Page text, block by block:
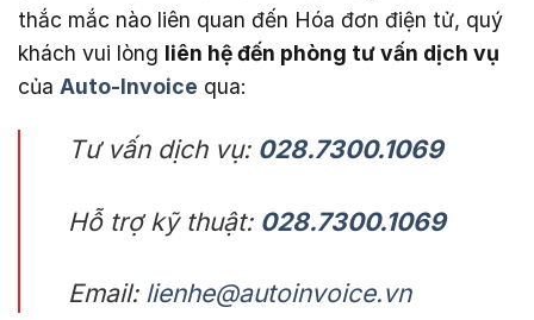
thắc mắc nào liên quan đến Hóa đơn điện tử, quý
khách vui lòng liên hệ đến phòng tư vấn dịch vụ
của Auto-Invoice qua:
Tư vấn dịch vụ: 028.7300.1069
Hỗ trợ kỹ thuật: 028.7300.1069
Email: lienhe@autoinvoice.vn